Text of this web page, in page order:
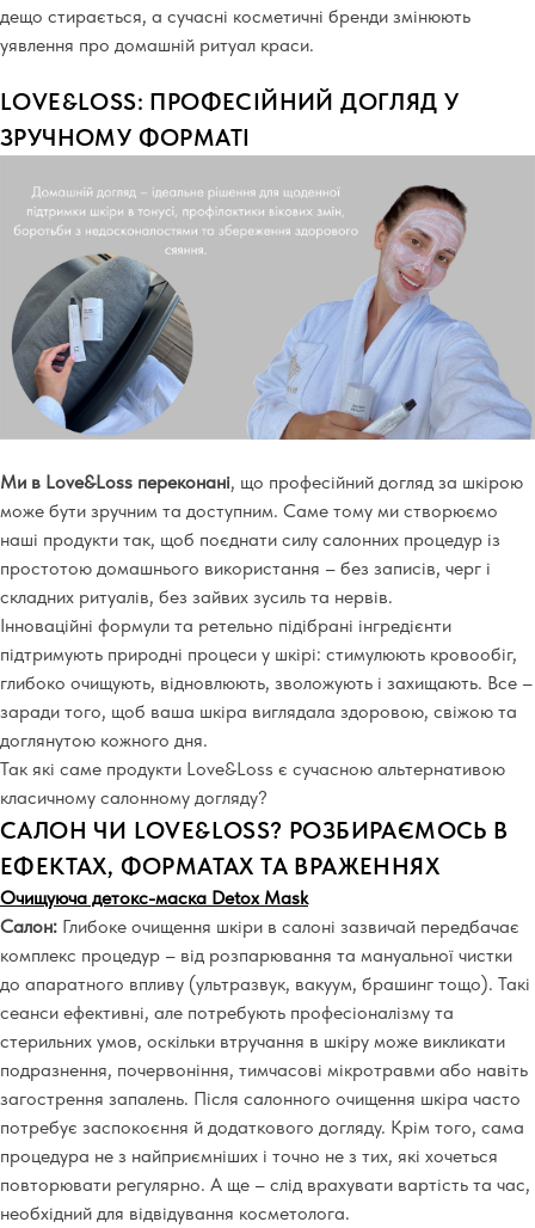
дещо стирається, а сучасні косметичні бренди змінюють
уявлення про домашній ритуал краси.
LOVE&LOSS: ПРОФЕСІЙНИЙ ДОГЛЯД У
ЗРУЧНОМУ ФОРМАТІ
Ми в Love&Loss переконані, що професійний догляд за шкірою
може бути зручним та доступним. Саме тому ми створюємо
наші продукти так, щоб поєднати силу салонних процедур із
простотою домашнього використання – без записів, черг і
складних ритуалів, без зайвих зусиль та нервів.
Інноваційні формули та ретельно підібрані інгредієнти
підтримують природні процеси у шкірі: стимулюють кровообіг,
глибоко очищують, відновлюють, зволожують і захищають. Все –
заради того, щоб ваша шкіра виглядала здоровою, свіжою та
доглянутою кожного дня.
Так які саме продукти Love&Loss є сучасною альтернативою
класичному салонному догляду?
САЛОН ЧИ LOVE&LOSS? РОЗБИРАЄМОСЬ В
ЕФЕКТАХ, ФОРМАТАХ ТА ВРАЖЕННЯХ
Очищуюча детокс-маска Detox Mask
Салон: Глибоке очищення шкіри в салоні зазвичай передбачає
комплекс процедур – від розпарювання та мануальної чистки
до апаратного впливу (ультразвук, вакуум, брашинг тощо). Такі
сеанси ефективні, але потребують професіоналізму та
стерильних умов, оскільки втручання в шкіру може викликати
подразнення, почервоніння, тимчасові мікротравми або навіть
загострення запалень. Після салонного очищення шкіра часто
потребує заспокоєння й додаткового догляду. Крім того, сама
процедура не з найприємніших і точно не з тих, які хочеться
повторювати регулярно. А ще – слід врахувати вартість та час,
необхідний для відвідування косметолога.